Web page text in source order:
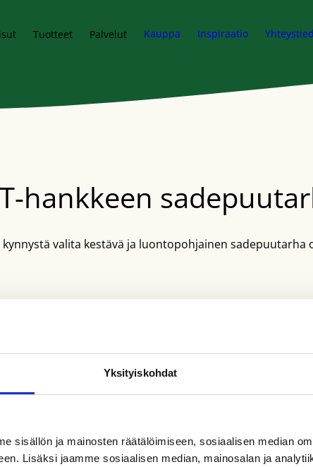
Yksityiskohdat
sisällön ja mainosten räätälöimiseen, sosiaalisen median
Lisäksi jaamme sosiaalisen median, mainosalan ja
Tuotteet Palvelut Kauppa Inspiraatio
hankkeen
valita kestävä ja luontopohjainen sadepuutarha